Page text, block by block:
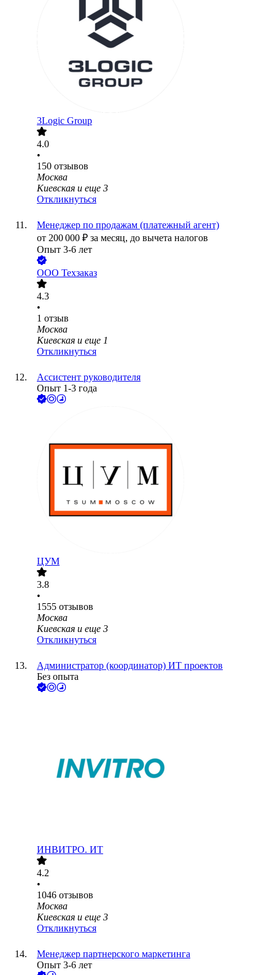
3Logic Group
4.0
•
150 отзывов
Москва
Киевская и еще 3
Откликнуться
Менеджер по продажам (платежный агент)
от 200 000 ₽ за месяц, до вычета налогов
Опыт 3-6 лет
ООО Техзаказ
4.3
•
1 отзыв
Москва
Киевская и еще 1
Откликнуться
Ассистент руководителя
Опыт 1-3 года
ЦУМ
3.8
•
1555 отзывов
Москва
Киевская и еще 3
Откликнуться
Администратор (координатор) ИТ проектов
Без опыта
ИНВИТРО. ИТ
4.2
•
1046 отзывов
Москва
Киевская и еще 3
Откликнуться
Менеджер партнерского маркетинга
Опыт 3-6 лет